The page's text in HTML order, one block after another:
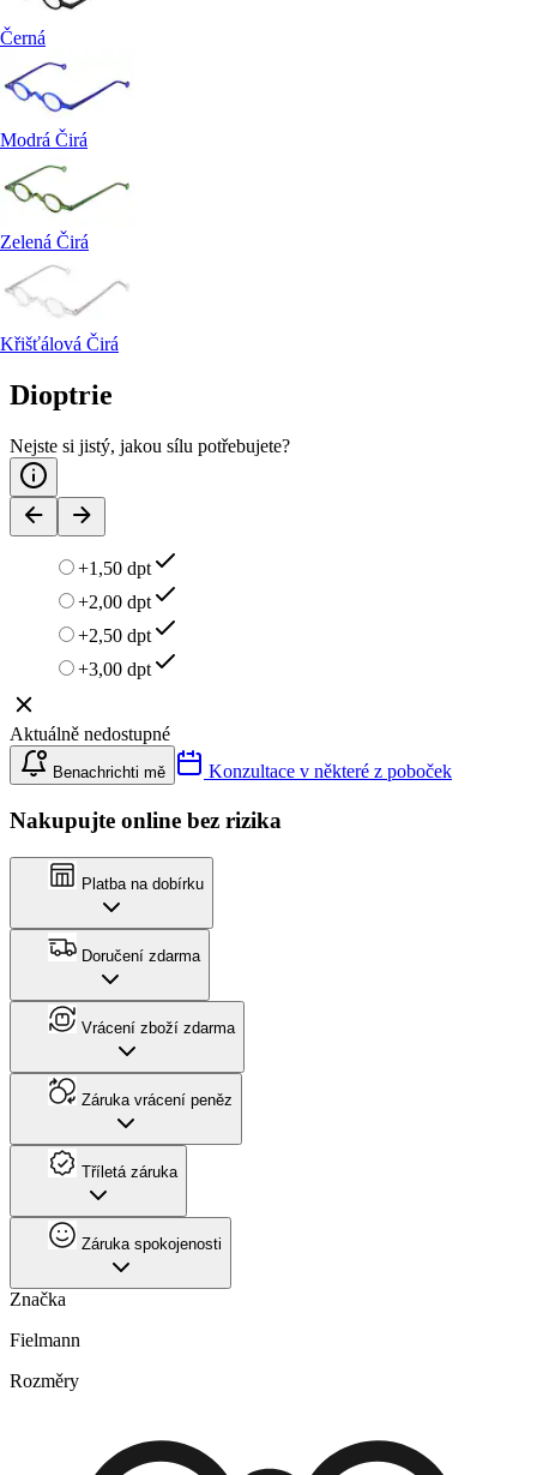
Černá
Modrá Čirá
Zelená Čirá
Křišťálová Čirá
Dioptrie
Nejste si jistý, jakou sílu potřebujete?
+1,50 dpt
+2,00 dpt
+2,50 dpt
+3,00 dpt
Aktuálně nedostupné
Benachrichti mě Konzultace v některé z poboček
Nakupujte online bez rizika
Platba na dobírku
Doručení zdarma
Vrácení zboží zdarma
Záruka vrácení peněz
Tříletá záruka
Záruka spokojenosti
Značka
Fielmann
Rozměry